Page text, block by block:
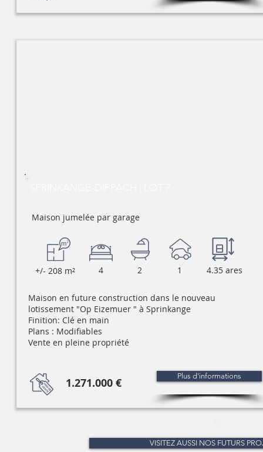
Maison jumelée par garage
+/- 208 m² 4 2 1 4.35 ares
Maison en future construction dans le nouveau
lotissement "Op Eizemuer " à Sprinkange
Finition: Clé en main
Plans : Modifiables
Vente en pleine propriété
1.271.000 € Plus d'informations
VISITEZ AUSSI NOS FUTURS